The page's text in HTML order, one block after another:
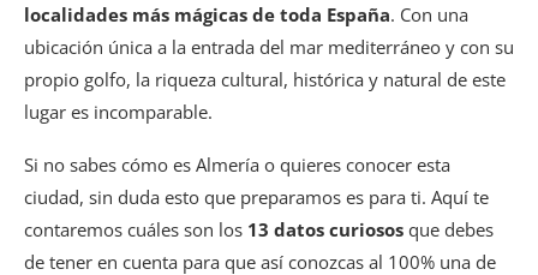
localidades más mágicas de toda España. Con una
ubicación única a la entrada del mar mediterráneo y con su
propio golfo, la riqueza cultural, histórica y natural de este
lugar es incomparable.
Si no sabes cómo es Almería o quieres conocer esta
ciudad, sin duda esto que preparamos es para ti. Aquí te
contaremos cuáles son los 13 datos curiosos que debes
de tener en cuenta para que así conozcas al 100% una de